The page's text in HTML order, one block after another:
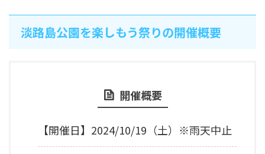
淡路島公園を楽しもう祭りの開催概要
開催概要
【開催日】2024/10/19（土）※雨天中止